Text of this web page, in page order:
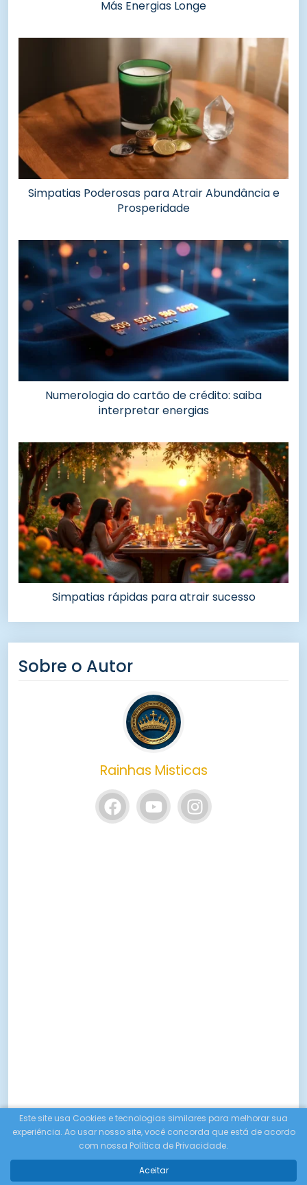
Más Energias Longe
Simpatias Poderosas para Atrair Abundância e
Prosperidade
Numerologia do cartão de crédito: saiba
interpretar energias
Simpatias rápidas para atrair sucesso
Sobre o Autor
Rainhas Misticas
Este site usa Cookies e tecnologias similares para melhorar sua
experiência. Ao usar nosso site, você concorda que está de acordo
com nossa Política de Privacidade.
Aceitar